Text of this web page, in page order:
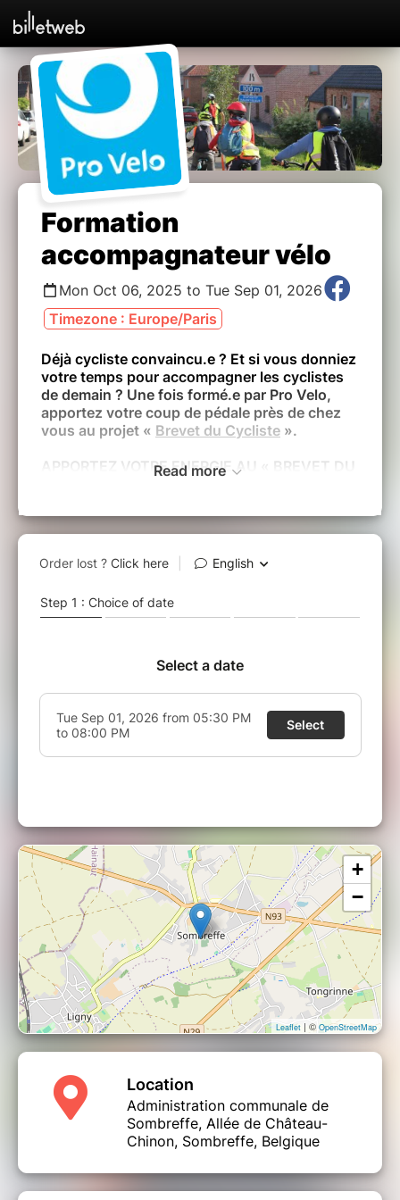
Formation
accompagnateur vélo
Mon Oct 06, 2025 to Tue Sep 01, 2026
Timezone : Europe/Paris
Déjà cycliste convaincu.e ? Et si vous donniez
votre temps pour accompagner les cyclistes
de demain ? Une fois formé.e par Pro Velo,
apportez votre coup de pédale près de chez
vous au projet « Brevet du Cycliste ».
APPORTEZ VOTRE ENERGIE AU « BREVET DU
Chaque année, plus de10 000 enfantssont
formés à la conduite du vélo en Wallonie. Le
programme « Brevet du Cycliste
élèves de 5ème primaire la perspective de
apprendre les bases de la conduite à vélo
de Pro Velo mais aussi par des
Les accompagnateurs ont unrôle essentiel au
bon déroulement de ces formations . C’est
pourquoi nous faisons appel à vous, les
simplement passionné.e de vélo, soyez les
bienvenu.e.s !
LES MISSIONS D’UN ACCOMPAGNATEUR
VELO
Vos missions si vous l’acceptez :
participer à une formation gratuite ;
apprendre les bases de
l’accompagnement de groupe dans la
circulation ;
accompagner ponctuellement, en
fonction de vos disponibilités, des
sorties vélos dans des écoles près de
chez vous.
LA FORMATION
Cette formation de 2h30 alterne des modules
théoriques, méthodologiques et de la mise en
Read more
+
−
Leaflet | © OpenStreetMap
Location
Administration communale de
Sombreffe, Allée de Château-
Chinon, Sombreffe, Belgique